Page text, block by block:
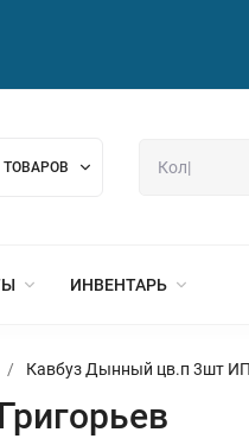
ТОВАРОВ
ИНВЕНТАРЬ
/ Кавбуз Дынный цв.п 3шт ИП